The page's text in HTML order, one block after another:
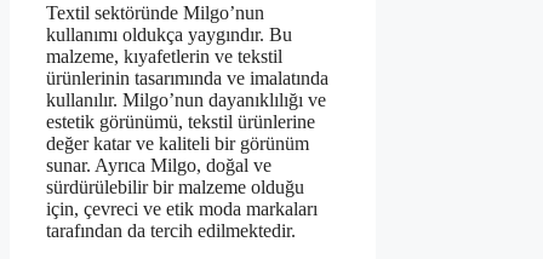
Textil sektöründe Milgo’nun
kullanımı oldukça yaygındır. Bu
malzeme, kıyafetlerin ve tekstil
ürünlerinin tasarımında ve imalatında
kullanılır. Milgo’nun dayanıklılığı ve
estetik görünümü, tekstil ürünlerine
değer katar ve kaliteli bir görünüm
sunar. Ayrıca Milgo, doğal ve
sürdürülebilir bir malzeme olduğu
için, çevreci ve etik moda markaları
tarafından da tercih edilmektedir.